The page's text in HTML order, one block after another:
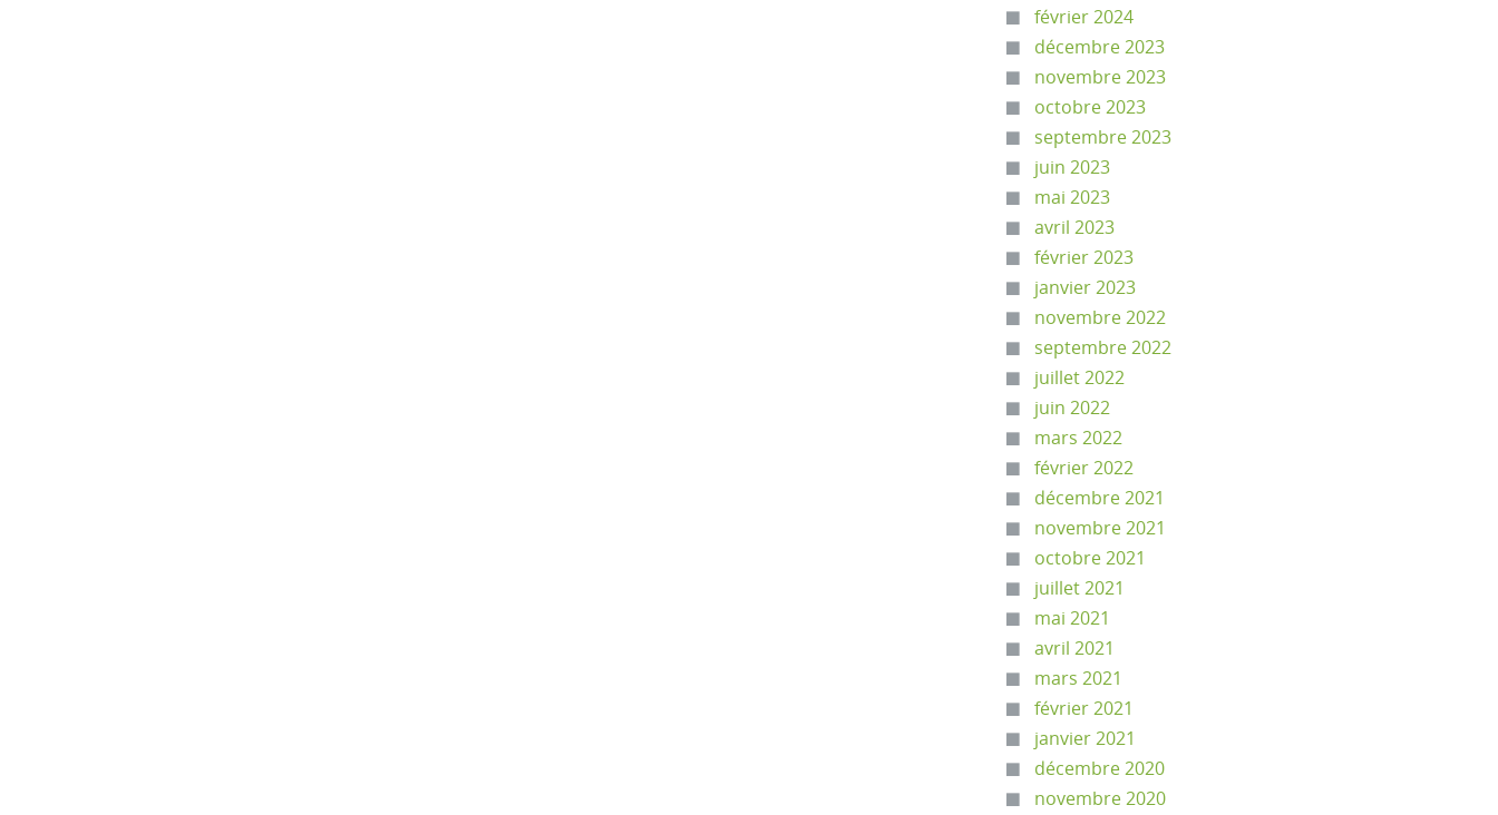
février 2024
décembre 2023
novembre 2023
octobre 2023
septembre 2023
juin 2023
mai 2023
avril 2023
février 2023
janvier 2023
novembre 2022
septembre 2022
juillet 2022
juin 2022
mars 2022
février 2022
décembre 2021
novembre 2021
octobre 2021
juillet 2021
mai 2021
avril 2021
mars 2021
février 2021
janvier 2021
décembre 2020
novembre 2020